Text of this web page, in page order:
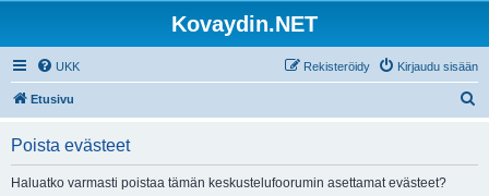
Kovaydin.NET
UKK Kirjaudu sisään
Rekisteröidy
Etusivu
Poista evästeet
Haluatko varmasti poistaa tämän keskustelufoorumin asettamat evästeet?